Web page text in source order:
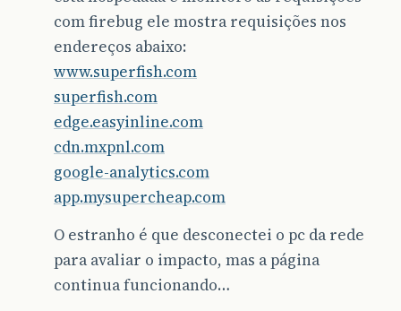
com firebug ele mostra requisições nos
endereços abaixo:
www.superfish.com
superfish.com
edge.easyinline.com
cdn.mxpnl.com
google-analytics.com
app.mysupercheap.com
O estranho é que desconectei o pc da rede
para avaliar o impacto, mas a página
continua funcionando…